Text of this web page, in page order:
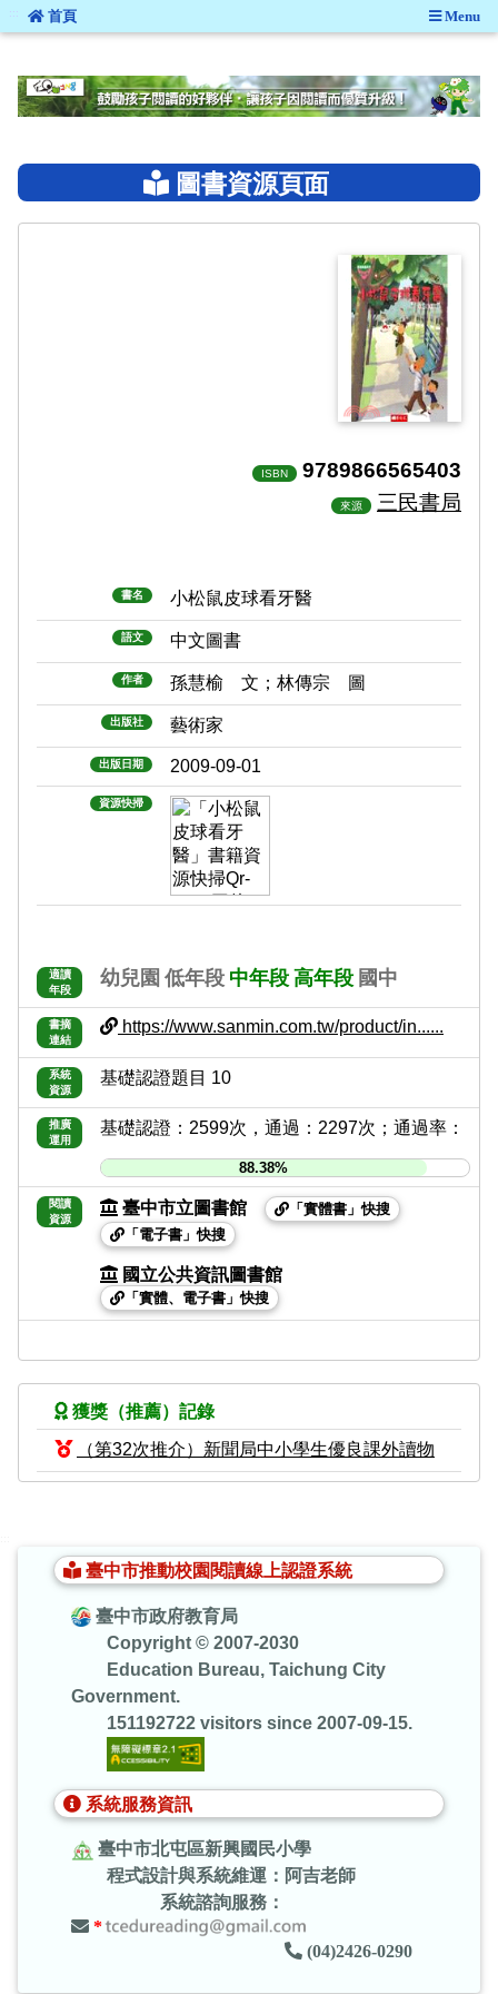
::: 首頁 Menu
圖書資源頁面
ISBN 9789866565403
來源 三民書局
書名 小松鼠皮球看牙醫
語文 中文圖書
作者 孫慧榆 文；林傳宗 圖
出版社 藝術家
出版日期 2009-09-01
資源快掃
適讀
年段
幼兒園 低年段 中年段 高年段 國中
書摘
連結
https://www.sanmin.com.tw/product/in......
系統
資源
基礎認證題目 10
推廣
運用
基礎認證：2599次，通過：2297次；通過率：
88.38%
閱讀
資源
臺中市立圖書館
「實體書」快搜
「電子書」快搜
國立公共資訊圖書館
「實體、電子書」快搜
獲獎（推薦）記錄
（第32次推介）新聞局中小學生優良課外讀物
臺中市推動校園閱讀線上認證系統
臺中市政府教育局
Copyright © 2007-2030
Education Bureau, Taichung City
Government.
151192722 visitors since 2007-09-15.
系統服務資訊
臺中市北屯區新興國民小學
程式設計與系統維運：阿吉老師
系統諮詢服務：
*
(04)2426-0290